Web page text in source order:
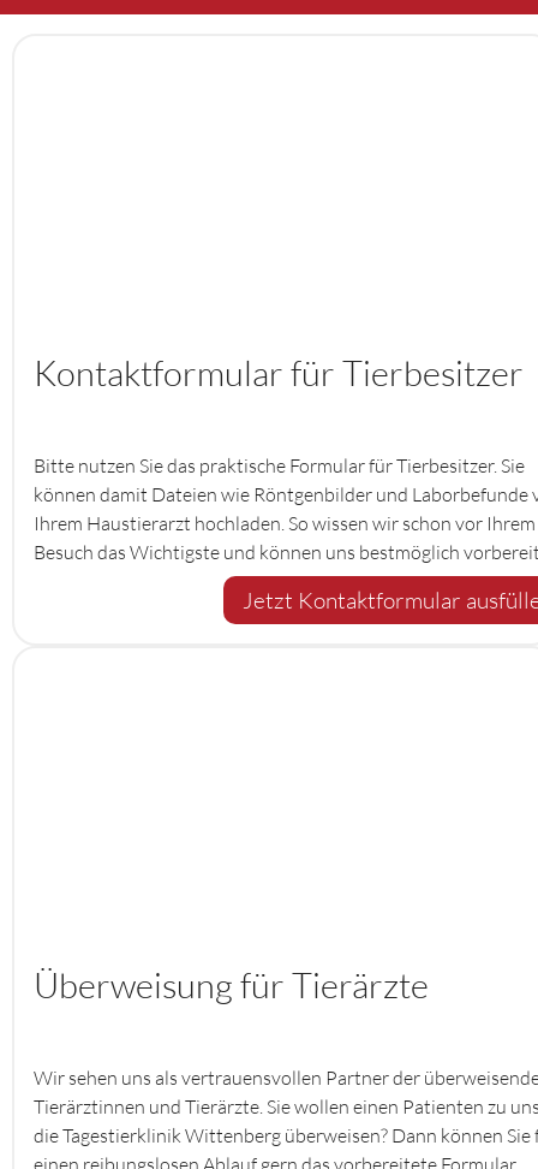
Kontaktformular für Tierbesitzer
Bitte nutzen Sie das praktische Formular für Tierbesitzer. Sie
können damit Dateien wie Röntgenbilder und Laborbefunde
Ihrem Haustierarzt hochladen. So wissen wir schon vor Ihrem
Besuch das Wichtigste und können uns bestmöglich
Jetzt Kontaktformular
Überweisung für Tierärzte
Wir sehen uns als vertrauensvollen Partner der
Tierärztinnen und Tierärzte. Sie wollen einen Patienten zu
die Tagestierklinik Wittenberg überweisen? Dann können Sie
einen reibungslosen Ablauf gern das vorbereitete Formular